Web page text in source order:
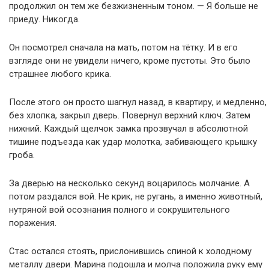
продолжил он тем же безжизненным тоном. — Я больше не
приеду. Никогда.
Он посмотрел сначала на мать, потом на тётку. И в его
взгляде они не увидели ничего, кроме пустоты. Это было
страшнее любого крика.
После этого он просто шагнул назад, в квартиру, и медленно,
без хлопка, закрыл дверь. Повернул верхний ключ. Затем
нижний. Каждый щелчок замка прозвучал в абсолютной
тишине подъезда как удар молотка, забивающего крышку
гроба.
За дверью на несколько секунд воцарилось молчание. А
потом раздался вой. Не крик, не ругань, а именно животный,
нутряной вой осознания полного и сокрушительного
поражения.
Стас остался стоять, прислонившись спиной к холодному
металлу двери. Марина подошла и молча положила руку ему